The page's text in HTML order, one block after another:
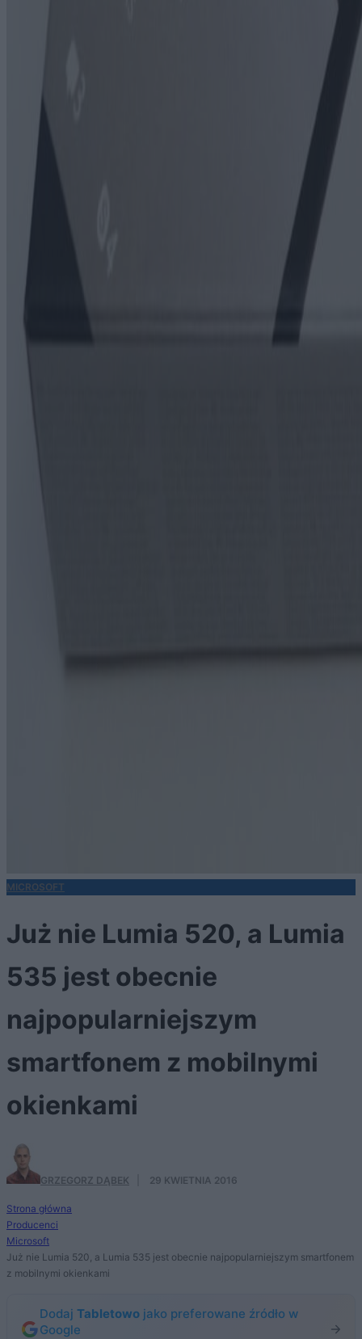
MICROSOFT
Już nie Lumia 520, a Lumia
535 jest obecnie
najpopularniejszym
smartfonem z mobilnymi
okienkami
GRZEGORZ DĄBEK 29 KWIETNIA 2016
Strona główna
Producenci
Microsoft
Już nie Lumia 520, a Lumia 535 jest obecnie najpopularniejszym smartfonem
z mobilnymi okienkami
Dodaj Tabletowo jako preferowane źródło w
Google